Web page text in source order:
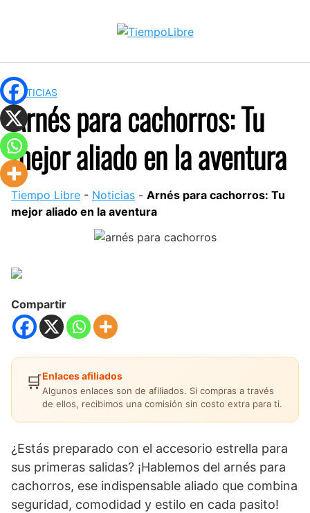
NOTICIAS
Arnés para cachorros: Tu
mejor aliado en la aventura
Tiempo Libre - Noticias - Arnés para cachorros: Tu
mejor aliado en la aventura
Compartir
🛒Enlaces afiliados
Algunos enlaces son de afiliados. Si compras a través
de ellos, recibimos una comisión sin costo extra para ti.
¿Estás preparado con el accesorio estrella para
sus primeras salidas? ¡Hablemos del arnés para
cachorros, ese indispensable aliado que combina
seguridad, comodidad y estilo en cada pasito!